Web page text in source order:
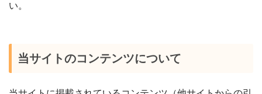
い。
当サイトのコンテンツについて